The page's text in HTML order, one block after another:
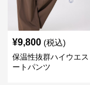
¥9,800 (税込)
保温性抜群ハイウエ
ートパンツ